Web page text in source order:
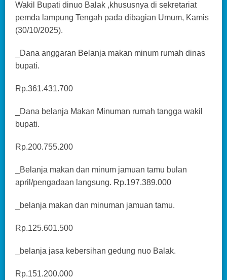
Wakil Bupati dinuo Balak ,khususnya di sekretariat
pemda lampung Tengah pada dibagian Umum, Kamis
(30/10/2025).
_Dana anggaran Belanja makan minum rumah dinas
bupati.
Rp.361.431.700
_Dana belanja Makan Minuman rumah tangga wakil
bupati.
Rp.200.755.200
_Belanja makan dan minum jamuan tamu bulan
april/pengadaan langsung. Rp.197.389.000
_belanja makan dan minuman jamuan tamu.
Rp.125.601.500
_belanja jasa kebersihan gedung nuo Balak.
Rp.151.200.000